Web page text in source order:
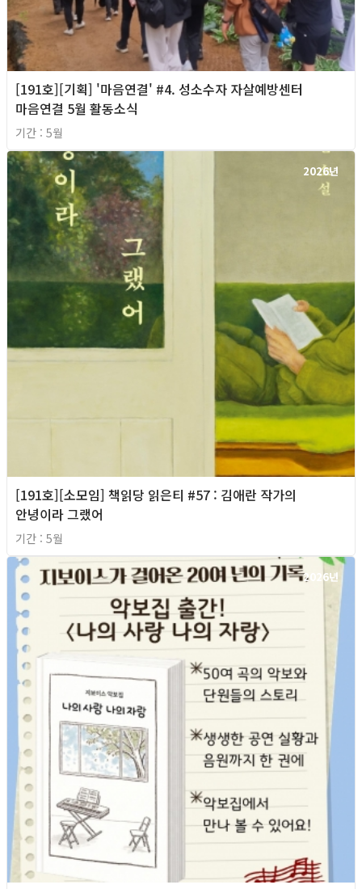
[191호][기획] '마음연결' #4. 성소수자 자살예방센터
마음연결 5월 활동소식
기간 : 5월
2026년
[191호][소모임] 책읽당 읽은티 #57 : 김애란 작가의
안녕이라 그랬어
기간 : 5월
2026년